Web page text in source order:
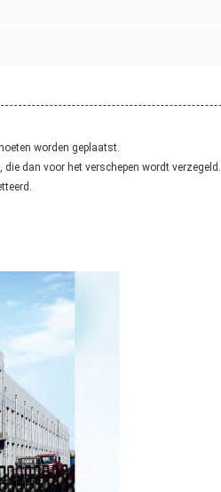
worden geplaatst.
dan voor het verschepen wordt verzegeld.